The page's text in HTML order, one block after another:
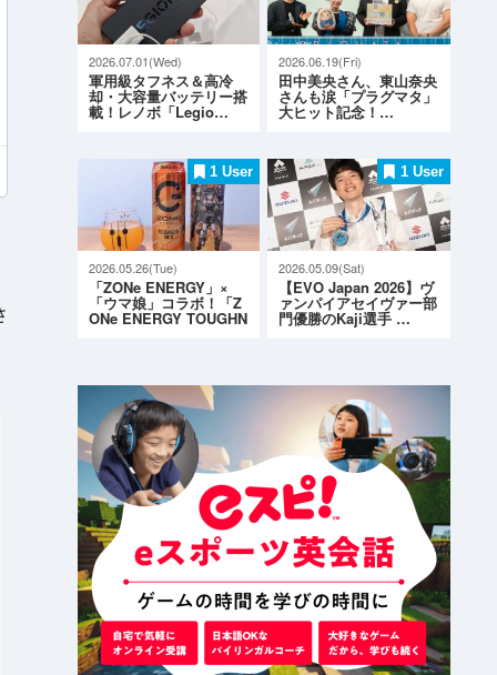
2026.07.01(Wed)
軍用級タフネス＆高冷
却・大容量バッテリー搭
載！レノボ「Legio…
2026.06.19(Fri)
田中美央さん、東山奈央
さんも涙「プラグマタ」
大ヒット記念！…
1 User
2026.05.26(Tue)
「ZONe ENERGY」×
「ウマ娘」コラボ！「Z
ONe ENERGY TOUGHN
1 User
2026.05.09(Sat)
【EVO Japan 2026】ヴ
ァンパイアセイヴァー部
門優勝のKaji選手 …